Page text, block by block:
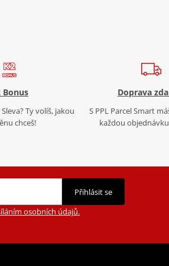
Bonus
Ty volíš, jakou
chceš!
Doprava
S PPL Parcel Smart
každou objednávku
Přihlásit se
osobních údajů.